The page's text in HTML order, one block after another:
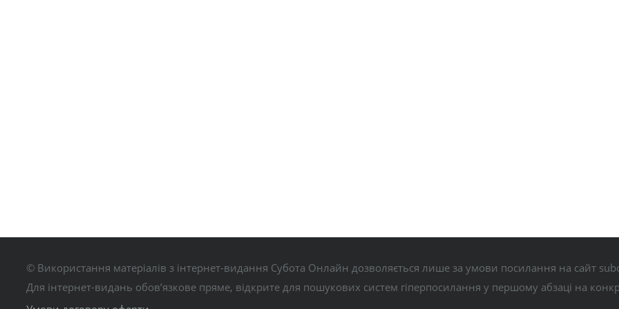
© Використання матеріалів з інтернет-видання Субота Онлайн дозволяється лише за умови посилання на сайт
Для інтернет-видань обов’язкове пряме, відкрите для пошукових систем гіперпосилання у першому абзаці на